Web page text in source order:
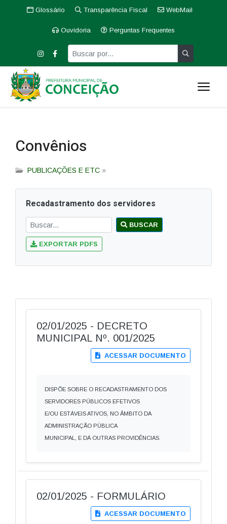
Glossário Transparência Fiscal WebMail
Ouvidoria Perguntas Frequentes
Convênios
PUBLICAÇÕES E ETC »
Recadastramento dos servidores
BUSCAR
EXPORTAR PDFS
02/01/2025 - DECRETO
MUNICIPAL Nº. 001/2025
ACESSAR DOCUMENTO
DISPÕE SOBRE O RECADASTRAMENTO DOS
SERVIDORES PÚBLICOS EFETIVOS
E/OU ESTÁVEIS ATIVOS, NO ÂMBITO DA
ADMINISTRAÇÃO PÚBLICA
MUNICIPAL, E DÁ OUTRAS PROVIDÊNCIAS.
02/01/2025 - FORMULÁRIO
ACESSAR DOCUMENTO